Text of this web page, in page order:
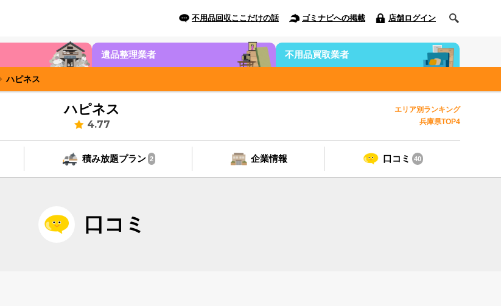
不用品回収ここだけの話 ゴミナビへの掲載 店舗ログイン
遺品整理業者 不用品買取業者
ハピネス
ハピネス
4.77
エリア別ランキング
兵庫県TOP4
積み放題プラン 2 企業情報 口コミ 40
口コミ